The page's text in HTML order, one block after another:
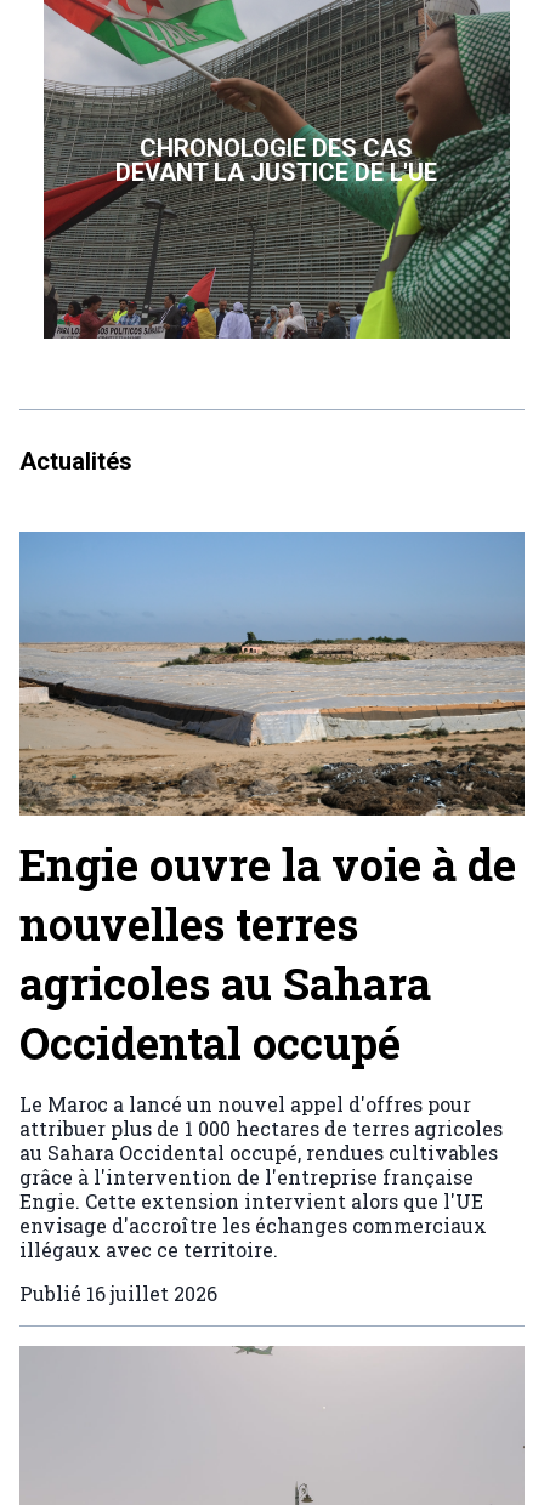
CHRONOLOGIE DES CAS
DEVANT LA JUSTICE DE L'UE
Actualités
Engie ouvre la voie à de
nouvelles terres
agricoles au Sahara
Occidental occupé
Le Maroc a lancé un nouvel appel d'offres pour
attribuer plus de 1 000 hectares de terres agricoles
au Sahara Occidental occupé, rendues cultivables
grâce à l'intervention de l'entreprise française
Engie. Cette extension intervient alors que l'UE
envisage d'accroître les échanges commerciaux
illégaux avec ce territoire.
Publié 16 juillet 2026